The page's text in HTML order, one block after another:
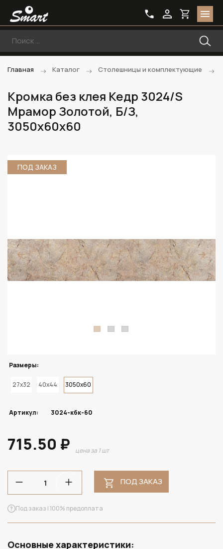
Главная Каталог Столешницы и комплектующие
Кромка без клея Кедр 3024/S
Мрамор Золотой, Б/З,
3050х60х60
ПОД ЗАКАЗ
Размеры:
27x32 40x44 3050x60
Артикул: 3024-кбк-60
715.50 ₽ цена за 1 шт
ПОД ЗАКАЗ
Под заказ | 100% предоплата
Основные характеристики: